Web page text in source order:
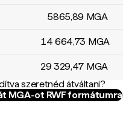
5865,89 MGA
14 664,73 MGA
29 329,47 MGA
szeretnéd átváltani?
MGA-ot RWF formátumra